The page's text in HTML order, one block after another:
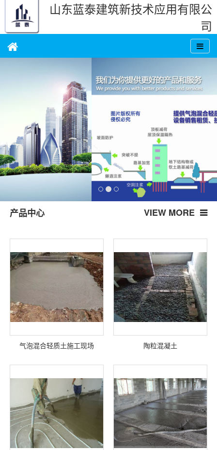
山东蓝泰建筑新技术应用有限公
司
产品中心 VIEW MORE
气泡混合轻质土施工现场 陶粒混凝土